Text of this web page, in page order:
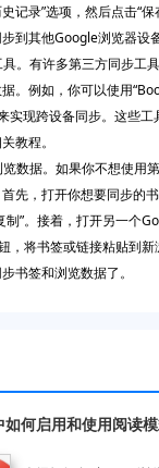
史记录”选项，然后点击“
到其他Google浏览器设备
。有许多第三方同步工
。例如，你可以使用
实现跨设备同步。这些工
教程。
数据。如果你不想使用
先，打开你想要同步的
制”。接着，打开另一个
，将书签或链接粘贴到
书签和浏览数据了。
何启用和使用阅读